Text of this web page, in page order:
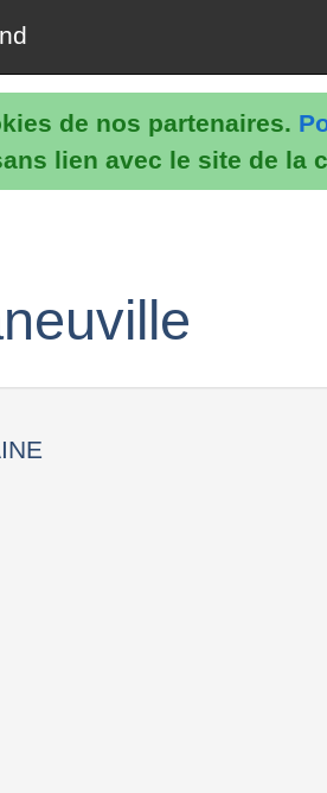
de nos partenaires.
lien avec le site de la